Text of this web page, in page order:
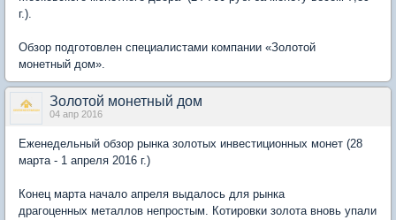
г.).
Обзор подготовлен специалистами компании «Золотой
монетный дом».
Золотой монетный дом
04 апр 2016
Еженедельный обзор рынка золотых инвестиционных монет (28
марта - 1 апреля 2016 г.)
Конец марта начало апреля выдалось для рынка
драгоценных металлов непростым. Котировки золота вновь упали